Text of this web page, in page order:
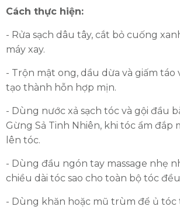
Cách thực hiện:
- Rửa sạch dâu tây, cắt bỏ cuống
máy xay.
- Trộn mật ong, dầu dừa và giấm táo
tạo thành hỗn hợp mịn.
- Dùng nước xả sạch tóc và gội đầu
Gừng Sả Tinh Nhiên, khi tóc ẩm đắp
lên tóc.
- Dùng đầu ngón tay massage nhẹ
chiều dài tóc sao cho toàn bộ tóc
- Dùng khăn hoặc mũ trùm để ủ tóc